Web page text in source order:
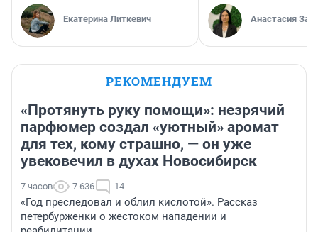
Екатерина Литкевич Анастасия
РЕКОМЕНДУЕМ
«Протянуть руку помощи»: незрячий
парфюмер создал «уютный» аромат
для тех, кому страшно, — он уже
увековечил в духах Новосибирск
7 часов 7 636 14
«Год преследовал и облил кислотой». Рассказ
петербурженки о жестоком нападении и